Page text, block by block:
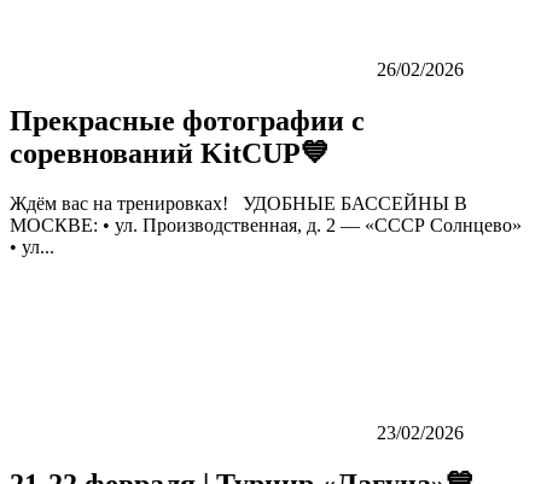
26/02/2026
Прекрасные фотографии с
соревнований KitCUP💙
Ждём вас на тренировках! УДОБНЫЕ БАССЕЙНЫ В
МОСКВЕ: • ул. Производственная, д. 2 — «СССР Солнцево»
• ул...
23/02/2026